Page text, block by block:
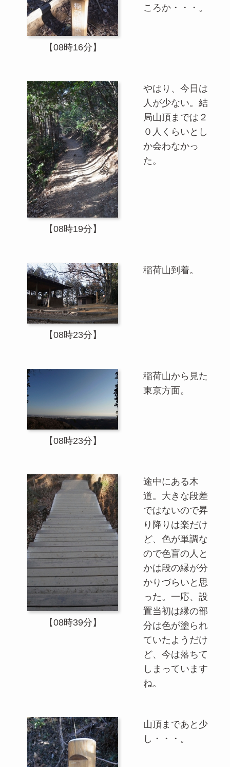
【08時16分】
ころか・・・。
【08時19分】
やはり、今日は
人が少ない。結
局山頂までは２
０人くらいとし
か会わなかっ
た。
【08時23分】
稲荷山到着。
【08時23分】
稲荷山から見た
東京方面。
【08時39分】
途中にある木
道。大きな段差
ではないので昇
り降りは楽だけ
ど、色が単調な
ので色盲の人と
かは段の縁が分
かりづらいと思
った。一応、設
置当初は縁の部
分は色が塗られ
ていたようだけ
ど、今は落ちて
しまっています
ね。
山頂まであと少
し・・・。